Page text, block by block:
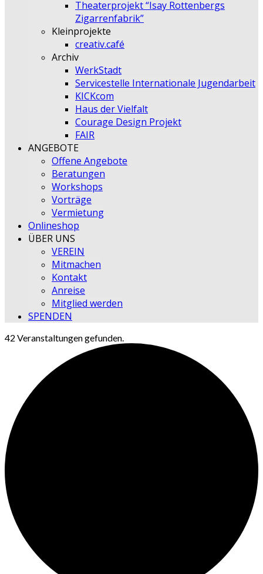
Theaterprojekt “Isay Rottenbergs
Zigarrenfabrik”
Kleinprojekte
creativ.café
Archiv
WerkStadt
Servicestelle Internationale Jugendarbeit
KICKcom
Haus der Vielfalt
Courage Design Projekt
FAIR
ANGEBOTE
Offene Angebote
Beratungen
Workshops
Vorträge
Vermietung
Onlineshop
ÜBER UNS
VEREIN
Mitmachen
Kontakt
Anreise
Mitglied werden
SPENDEN
42 Veranstaltungen gefunden.